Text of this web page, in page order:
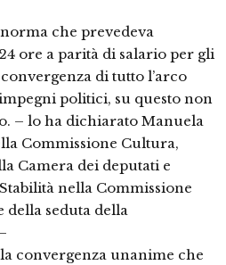
che prevedeva
ore a parità di salario per gli
di tutto l’arco
politici, su questo non
– lo ha dichiarato Manuela
Commissione Cultura,
Camera dei deputati e
nella Commissione
della seduta della
convergenza unanime che